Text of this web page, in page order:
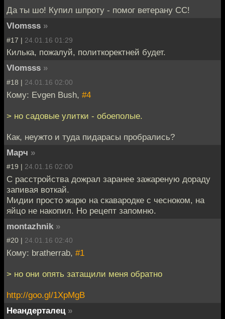
Да ты шо! Купил шпроту - помог ветерану СС!
Vlomsss »
#17 | 24.01.16 01:29
Килька, пожалуй, политкоректней будет.
Vlomsss »
#18 | 24.01.16 02:00
Кому: Evgen Bush, #4
> но садовые улитки - обоеполые.
Как, неужто и туда пидарасы пробрались?
Марч »
#19 | 24.01.16 02:00
С расстройства дожрал заранее зажареную дораду
запивая воткай.
Мидии просто жарю на скавародке с чесноком, на
яйцо не накопил. Но рецепт запомню.
montazhnik »
#20 | 24.01.16 02:40
Кому: bratherrab, #1
> но они опять затащили меня обратно
http://goo.gl/1XpMgB
Неандерталец »